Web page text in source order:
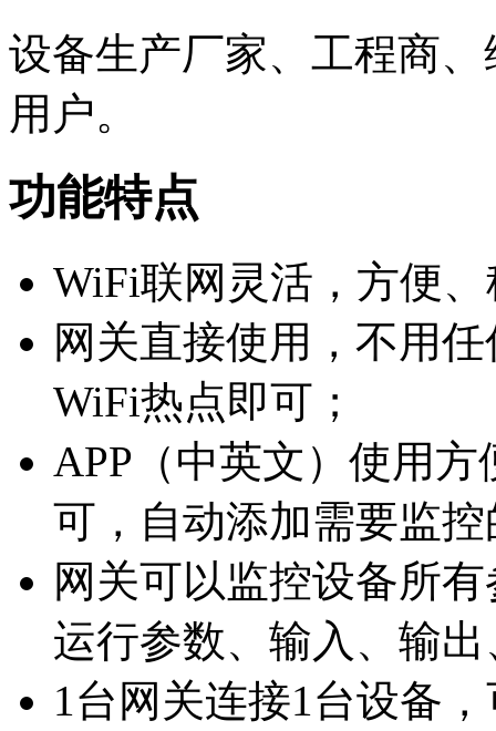
设备生产厂家、工程商
用户。
功能特点
WiFi联网灵活，方便
网关直接使用，不用
WiFi热点即可；
APP（中英文）使用
可，自动添加需要监
网关可以监控设备所
运行参数、输入、输
1台网关连接1台设备